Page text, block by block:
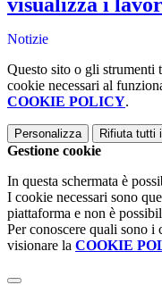
Notizie
Questo sito o gli strumenti
cookie necessari al
COOKIE POLICY.
Personalizza Rifiuta tutti
Gestione cookie
In questa schermata è
I cookie necessari sono
piattaforma e non è
Per conoscere quali sono i
visionare la COOKIE